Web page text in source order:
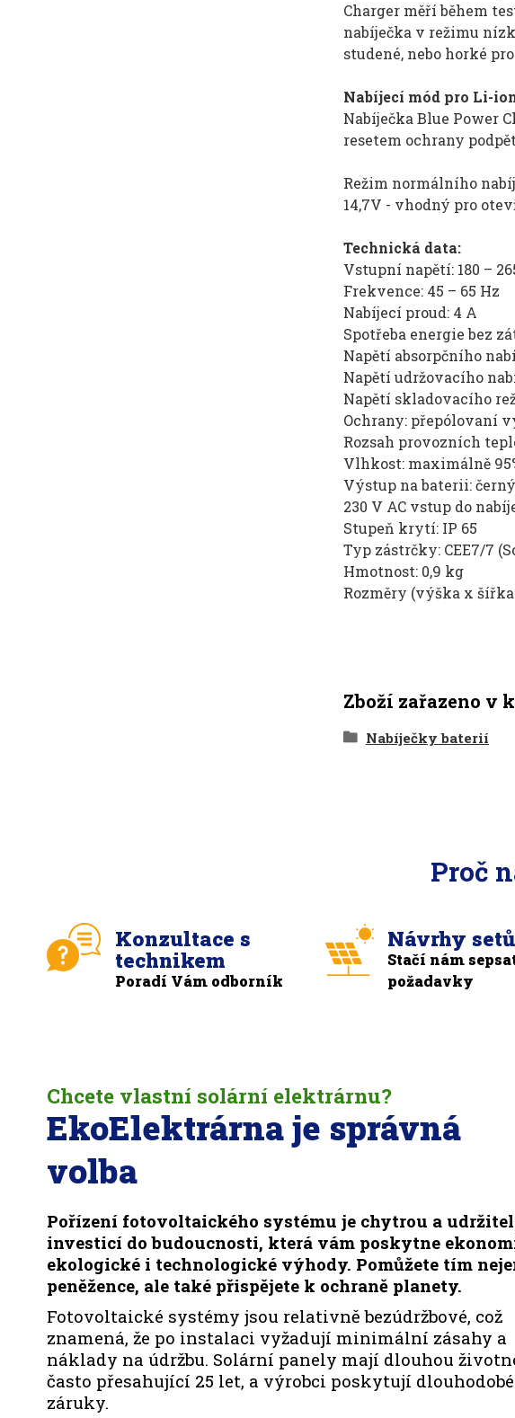
Charger měří během
nabíječka v režimu
studené, nebo horké
Nabíjecí mód pro Li-
NabíječkaBlue Power
resetem ochrany
Režim normálního
14,7V - vhodný pro
Technická data:
Vstupní napětí: 180 –
Frekvence: 45 – 65 Hz
Nabíjecí proud: 4 A
Spotřeba energie bez
Napětí absorpčního
Napětí udržovacího
Napětí skladovacího
Ochrany: přepólovaní
Rozsah provozních
Vlhkost: maximálně
Výstup na baterii:
230 V AC vstup do
Stupeň krytí: IP 65
Typ zástrčky: CEE7/7
Hmotnost: 0,9 kg
Rozměry (výška x
Zboží zařazeno v
Nabíječky baterií
Proč
Konzultace s
technikem
Poradí Vám odborník
Návrhy
Stačí nám
požadavky
Chcete vlastní solární elektrárnu?
EkoElektrárna je správná
volba
Pořízení fotovoltaického systému je chytrou a
investicí do budoucnosti, která vám poskytne
ekologické i technologické výhody. Pomůžete tím
peněžence, ale také přispějete k ochraně planety.
Fotovoltaické systémy jsou relativně bezúdržbové, což
znamená, že po instalaci vyžadují minimální zásahy a
náklady na údržbu. Solární panely mají dlouhou
často přesahující 25 let, a výrobci poskytují dlouhodobé
záruky.